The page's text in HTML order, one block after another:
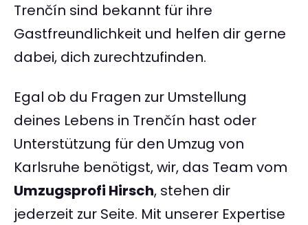
Trenčín sind bekannt für ihre
Gastfreundlichkeit und helfen dir gerne
dabei, dich zurechtzufinden.
Egal ob du Fragen zur Umstellung
deines Lebens in Trenčín hast oder
Unterstützung für den Umzug von
Karlsruhe benötigst, wir, das Team vom
Umzugsprofi Hirsch, stehen dir
jederzeit zur Seite. Mit unserer Expertise